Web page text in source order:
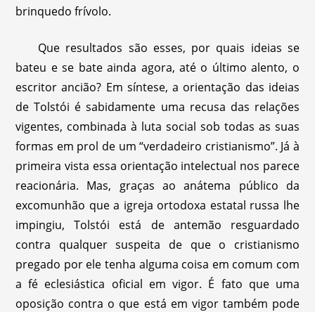
brinquedo frívolo.
Que resultados são esses, por quais ideias se
bateu e se bate ainda agora, até o último alento, o
escritor ancião? Em síntese, a orientação das ideias
de Tolstói é sabidamente uma recusa das relações
vigentes, combinada à luta social sob todas as suas
formas em prol de um “verdadeiro cristianismo”. Já à
primeira vista essa orientação intelectual nos parece
reacionária. Mas, graças ao anátema público da
excomunhão que a igreja ortodoxa estatal russa lhe
impingiu, Tolstói está de antemão resguardado
contra qualquer suspeita de que o cristianismo
pregado por ele tenha alguma coisa em comum com
a fé eclesiástica oficial em vigor. É fato que uma
oposição contra o que está em vigor também pode